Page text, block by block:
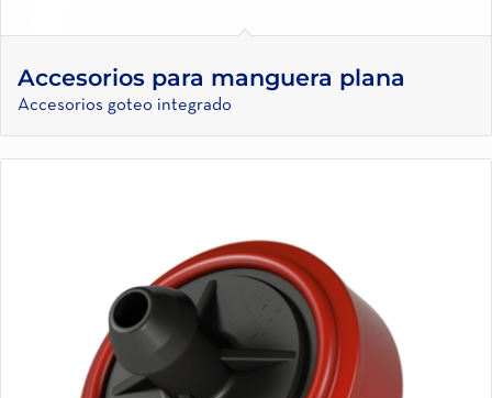
Accesorios para manguera plana
Accesorios goteo integrado